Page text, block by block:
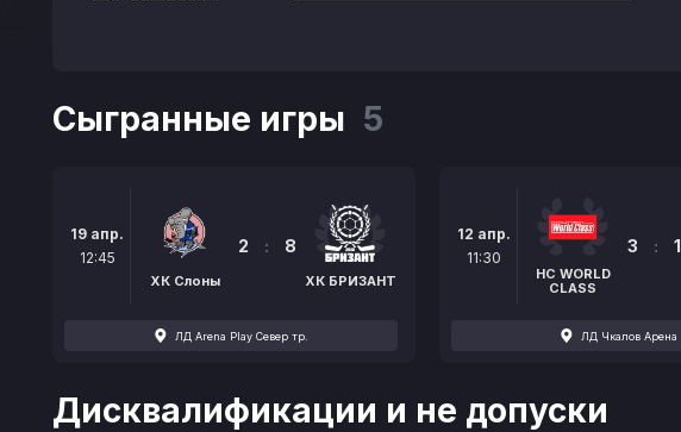
Сыгранные игры 5
19 апр.
12:45
ХК Слоны
2 : 8
ХК БРИЗАНТ
ЛД Arena Play Север тр.
12 апр.
11:30
HC WORLD
CLASS
3 : 1
ЛД Чкалов Арена
Дисквалификации и не допуски